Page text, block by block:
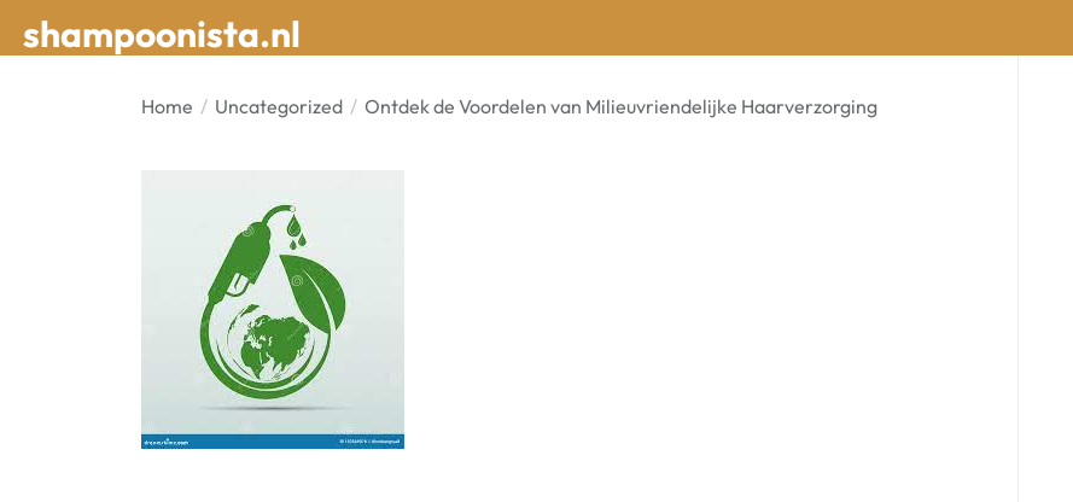
shampoonista.nl
shampoonista.nl
Home Uncategorized Ontdek de Voordelen van Milieuvriendelijke Haarverzorging